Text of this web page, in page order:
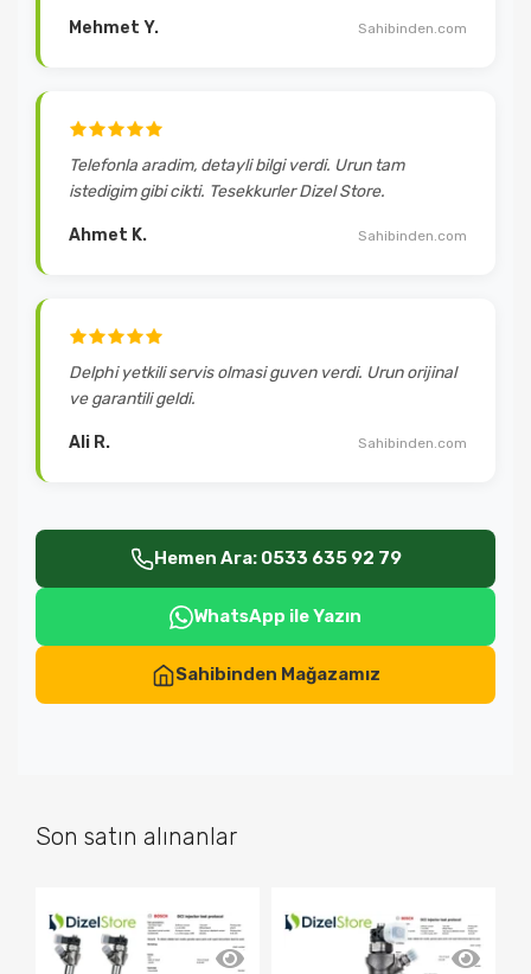
Mehmet Y. Sahibinden.com
Telefonla aradim, detayli bilgi verdi. Urun tam
istedigim gibi cikti. Tesekkurler Dizel Store.
Ahmet K. Sahibinden.com
Delphi yetkili servis olmasi guven verdi. Urun orijinal
ve garantili geldi.
Ali R. Sahibinden.com
Hemen Ara: 0533 635 92 79
WhatsApp ile Yazın
Sahibinden Mağazamız
Son satın alınanlar